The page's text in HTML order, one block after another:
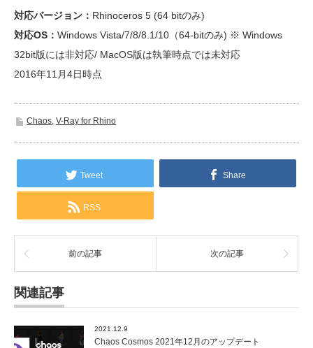
対応バージョン： Rhinoceros 5 (64 bitのみ)
対応OS： Windows Vista/7/8/8.1/10（64-bitのみ) ※ Windows
32bit版には非対応/ MacOS版は執筆時点では未対応
2016年11月4日時点
Chaos, V-Ray for Rhino
Tweet Share
RSS
前の記事 次の記事
関連記事
2021.12.9
Chaos Cosmos 2021年12月のアップデート